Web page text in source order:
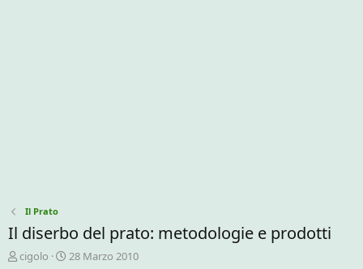
Il Prato
Il diserbo del prato: metodologie e prodotti
C
cigolo
D
28 Marzo 2010